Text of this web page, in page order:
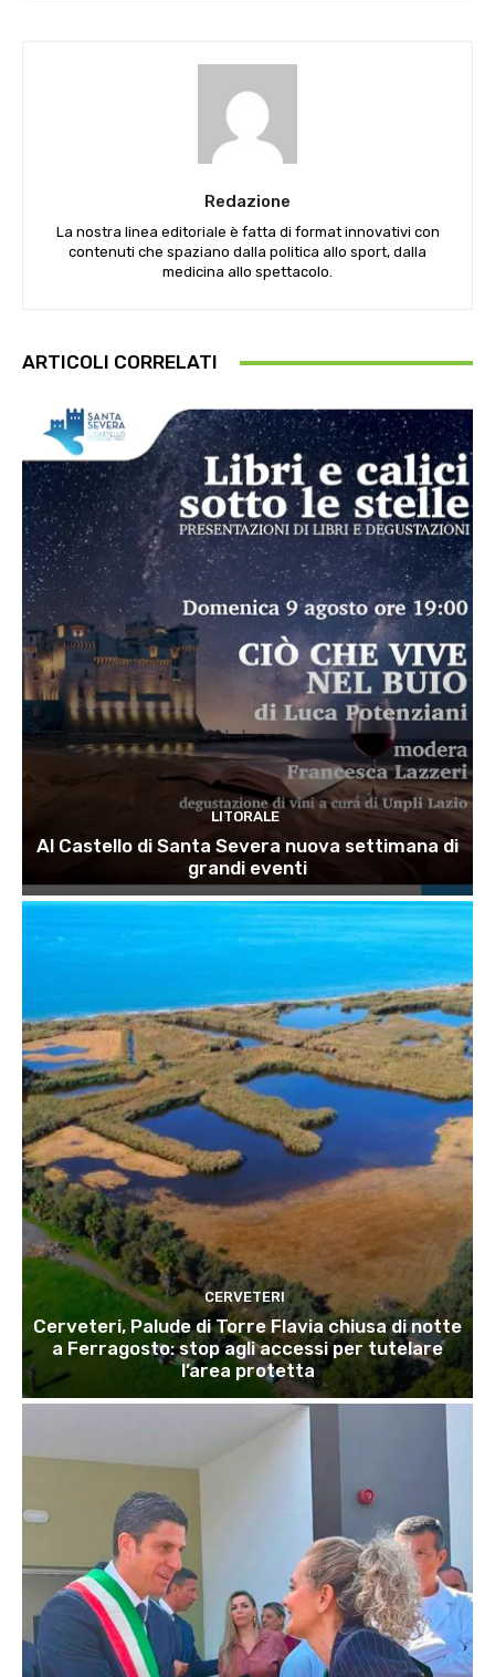
Redazione
La nostra linea editoriale è fatta di format innovativi con
contenuti che spaziano dalla politica allo sport, dalla
medicina allo spettacolo.
ARTICOLI CORRELATI
LITORALE
Al Castello di Santa Severa nuova settimana di
grandi eventi
CERVETERI
Cerveteri, Palude di Torre Flavia chiusa di notte
a Ferragosto: stop agli accessi per tutelare
l’area protetta